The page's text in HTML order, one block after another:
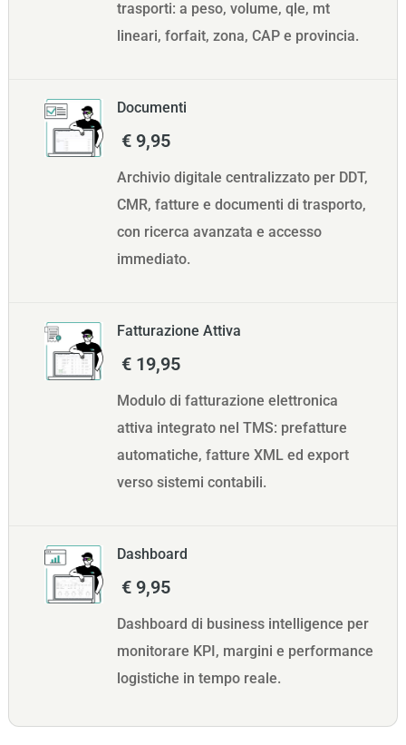
trasporti: a peso, volume, qle, mt
lineari, forfait, zona, CAP e provincia.
Documenti
€ 9,95
Archivio digitale centralizzato per DDT,
CMR, fatture e documenti di trasporto,
con ricerca avanzata e accesso
immediato.
Fatturazione Attiva
€ 19,95
Modulo di fatturazione elettronica
attiva integrato nel TMS: prefatture
automatiche, fatture XML ed export
verso sistemi contabili.
Dashboard
€ 9,95
Dashboard di business intelligence per
monitorare KPI, margini e performance
logistiche in tempo reale.